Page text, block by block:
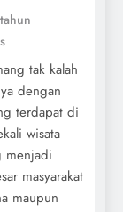
tak kalah
dengan
terdapat di
wisata
menjadi
masyarakat
maupun